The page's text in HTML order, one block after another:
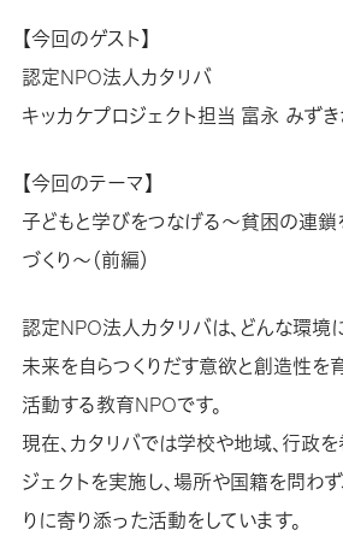
【今回のゲスト】
認定NPO法人カタリバ
キッカケプロジェクト担当 富永 みずき
【今回のテーマ】
子どもと学びをつなげる～貧困の連
づくり～（前編）
認定NPO法人カタリバは、どんな環境
未来を自らつくりだす意欲と創造性を
活動する教育NPOです。
現在、カタリバでは学校や地域、行政
ジェクトを実施し、場所や国籍を問わ
りに寄り添った活動をしています。